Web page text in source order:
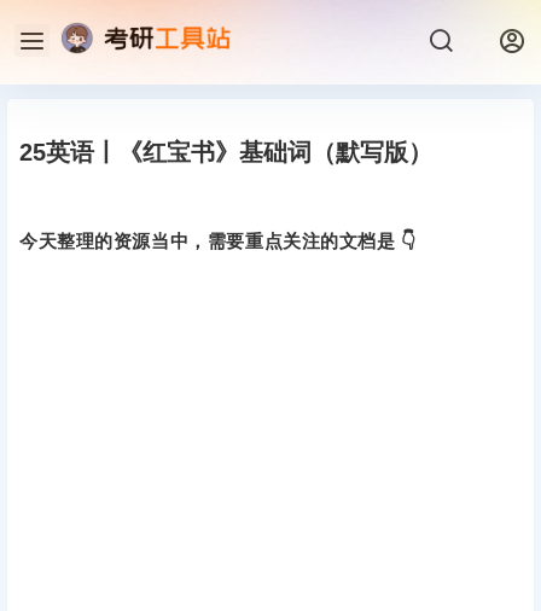
25英语丨《红宝书》基础词（默写版）
今天整理的资源当中，需要重点关注的文档是 👇